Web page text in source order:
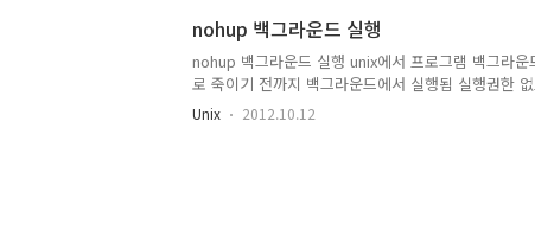
nohup 백그라운드 실행
nohup 백그라운드 실행 unix에서 프로그램 백그라
로 죽이기 전까지 백그라운드에서 실행됨 실행권한
로 해당 프로세스의 id 조회 후 kill -9 프로세스id
Unix 2012.10.12